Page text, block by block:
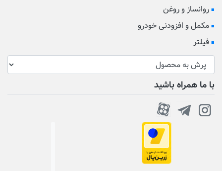
روانساز و روغن
مکمل و افزودنی خودرو
فیلتر
با ما همراه باشید